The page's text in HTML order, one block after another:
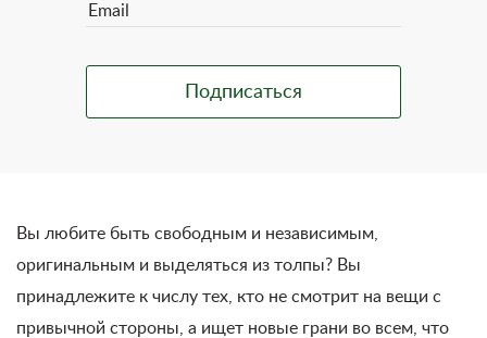
Вы любите быть свободным и независимым,
оригинальным и выделяться из толпы? Вы
принадлежите к числу тех, кто не смотрит на вещи с
привычной стороны, а ищет новые грани во всем, что